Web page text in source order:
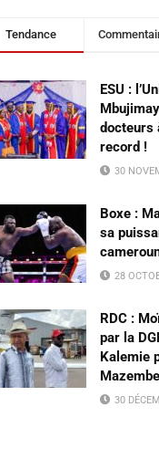
Tendance
ESU :
docteurs
record !
30
Boxe :
sa
28
RDC :
par la
Kalemie
30